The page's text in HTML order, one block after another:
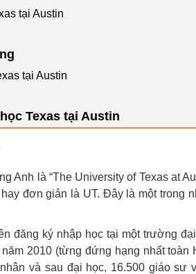
tại Austin
tại Austin
Texas tại Austin
Anh là “The University of Texas at
đơn giản là UT. Đây là một trong
đăng ký nhập học tại một trường
2010 (từng đứng hạng nhất toàn
và sau đại học, 16.500 giáo sư